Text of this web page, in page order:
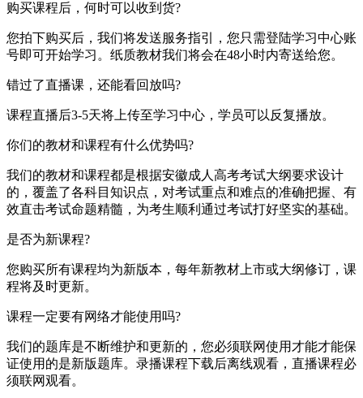
购买课程后，何时可以收到货?
您拍下购买后，我们将发送服务指引，您只需登陆学习中心账
号即可开始学习。纸质教材我们将会在48小时内寄送给您。
错过了直播课，还能看回放吗?
课程直播后3-5天将上传至学习中心，学员可以反复播放。
你们的教材和课程有什么优势吗?
我们的教材和课程都是根据安徽成人高考考试大纲要求设计
的，覆盖了各科目知识点，对考试重点和难点的准确把握、有
效直击考试命题精髓，为考生顺利通过考试打好坚实的基础。
是否为新课程?
您购买所有课程均为新版本，每年新教材上市或大纲修订，课
程将及时更新。
课程一定要有网络才能使用吗?
我们的题库是不断维护和更新的，您必须联网使用才能才能保
证使用的是新版题库。录播课程下载后离线观看，直播课程必
须联网观看。